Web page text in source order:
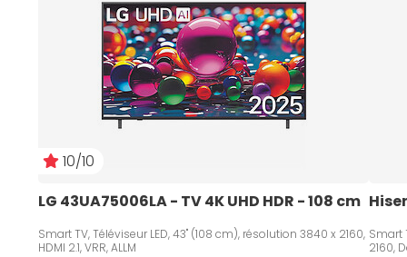
10/10
LG 43UA75006LA - TV 4K UHD HDR - 108 cm
Smart TV, Téléviseur LED, 43" (108 cm), résolution 3840 x 2160,
HDMI 2.1, VRR, ALLM
Smart
2160,